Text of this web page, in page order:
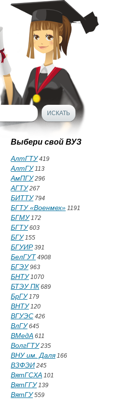
Выбери свой ВУЗ
АлтГТУ419
АлтГУ113
АмПГУ296
АГТУ267
БИТТУ794
БГТУ «Военмех» 1191
БГМУ172
БГТУ603
БГУ155
БГУИР391
БелГУТ 4908
БГЭУ963
БНТУ1070
БТЭУ ПК 689
БрГУ179
ВНТУ120
ВГУЭС 426
ВлГУ645
ВМедА 611
ВолгГТУ235
ВНУ им. Даля166
ВЗФЭИ 245
ВятГСХА 101
ВятГГУ139
ВятГУ559